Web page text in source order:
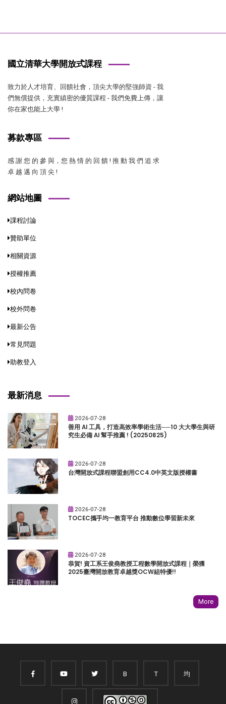
國立清華大學開放式課程
致力於人才培育、回饋社會，頂尖大學的堅強師資 - 我
們無償提供，充實縝密的優質課程 - 我們免費上傳，讓
你在家也能上大學 !
募款專區
感 謝 您 的 參 與，您 熱 情 的 回 饋 ! 推 動 我 們 追 求
卓 越 邁 向 頂 尖 !
網站地圖
課程討論
贊助單位
相關資源
授權推薦
校內問卷
校外問卷
最新公告
常見問題
助教登入
最新消息
2026-07-28
善用 AI 工具，打造高效率學術生活──10 大大學生與研
究生必備 AI 幫手推薦 ! (20250825)
2026-07-28
台灣開放式課程聯盟創用CC4.0中英文版授權書
2026-07-28
TOCEC攜手均一教育平台 推動數位學習新未來
2026-07-28
恭賀! 資工系王俊堯教授工程數學開放式課程｜榮獲
2025臺灣開放教育卓越獎OCW組特優!!
More
B T 均